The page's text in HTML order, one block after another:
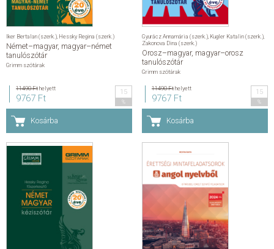
Iker Bertalan (szerk.) Hessky Regina (szerk.)
Német–magyar, magyar–német
tanulószótár
Grimm szótárak
11490 Fthelyett
9767 Ft
15
Kosárba
Gyurácz Annamária (szerk.) Kugler Katalin (szerk.)
Zakonova Dina (szerk.)
Orosz–magyar, magyar–orosz
tanulószótár
Grimm szótárak
11490 Fthelyett
9767 Ft
15
Kosárba